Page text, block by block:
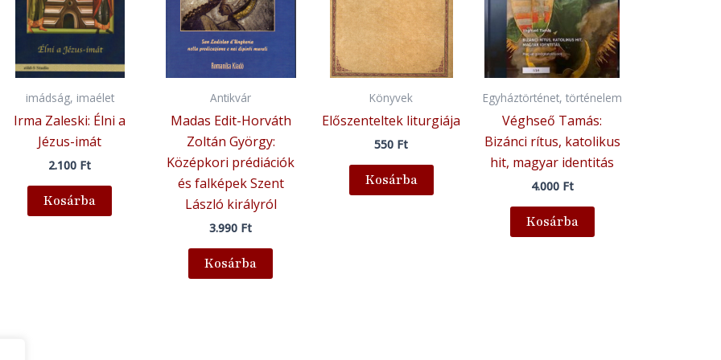
imádság, imaélet
Irma Zaleski: Élni a
Jézus-imát
2.100 Ft
Kosárba
Antikvár
Madas Edit-Horváth
Zoltán György:
Középkori prédiációk
és falképek Szent
László királyról
3.990 Ft
Kosárba
Könyvek
Előszenteltek liturgiája
550 Ft
Kosárba
Egyháztörténet, történelem
Véghseő Tamás:
Bizánci rítus, katolikus
hit, magyar identitás
4.000 Ft
Kosárba